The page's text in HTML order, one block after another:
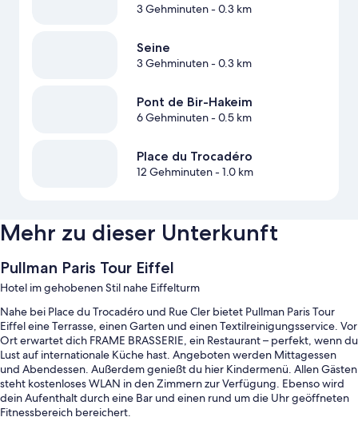
3 Gehminuten- 0.3 km
Seine
3 Gehminuten- 0.3 km
Pont de Bir-Hakeim
6 Gehminuten- 0.5 km
Place du Trocadéro
12 Gehminuten- 1.0 km
Mehr zu dieser Unterkunft
Pullman Paris Tour Eiffel
Hotel im gehobenen Stil nahe Eiffelturm
Nahe bei Place du Trocadéro und Rue Cler bietet Pullman Paris Tour
Eiffel eine Terrasse, einen Garten und einen Textilreinigungsservice. Vor
Ort erwartet dich FRAME BRASSERIE, ein Restaurant – perfekt, wenn du
Lust auf internationale Küche hast. Angeboten werden Mittagessen
und Abendessen. Außerdem genießt du hier Kindermenü. Allen Gästen
steht kostenloses WLAN in den Zimmern zur Verfügung. Ebenso wird
dein Aufenthalt durch eine Bar und einen rund um die Uhr geöffneten
Fitnessbereich bereichert.